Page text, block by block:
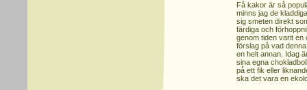
Få kakor är så
minns jag de
sig smeten direkt
färdiga och
genom tiden varit en
förslag på vad
en helt annan. Idag
sina egna
på ett fik eller
ska det vara en